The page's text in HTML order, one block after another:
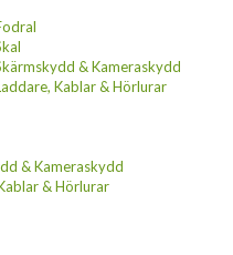
& Kameraskydd
Kablar & Hörlurar
& Kameraskydd
& Hörlurar